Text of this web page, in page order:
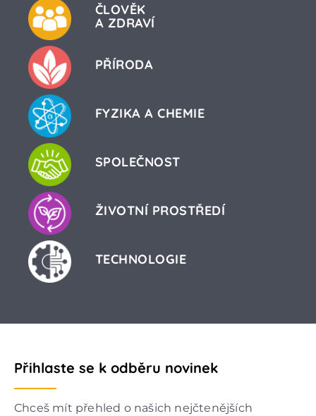
ČLOVĚK
A ZDRAVÍ
PŘÍRODA
FYZIKA A CHEMIE
SPOLEČNOST
ŽIVOTNÍ PROSTŘEDÍ
TECHNOLOGIE
Přihlaste se k odběru novinek
Chceš mít přehled o našich nejčtenějších